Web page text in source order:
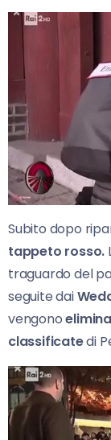
Subito dopo
tappeto rosso.
traguardo del
seguite dai
vengono
classificatedi